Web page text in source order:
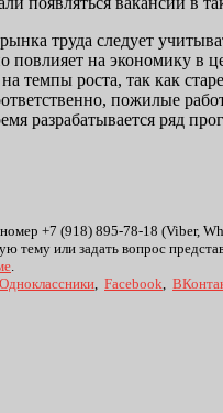
труда следует
повлияет на экономику в
темпы роста, так как
пожилые
разрабатывается ряд
+7 (918) 895-78-18 (Viber,
тему или задать вопрос
.
Одноклассники, Facebook,